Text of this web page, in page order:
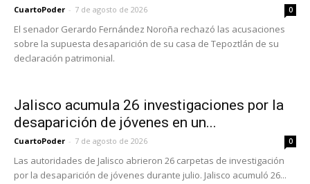
CuartoPoder - 7 de agosto de 2026 0
El senador Gerardo Fernández Noroña rechazó las acusaciones
sobre la supuesta desaparición de su casa de Tepoztlán de su
declaración patrimonial.
Jalisco acumula 26 investigaciones por la
desaparición de jóvenes en un...
CuartoPoder - 7 de agosto de 2026 0
Las autoridades de Jalisco abrieron 26 carpetas de investigación
por la desaparición de jóvenes durante julio. Jalisco acumuló 26...